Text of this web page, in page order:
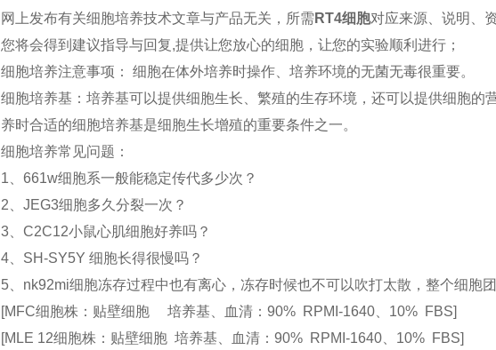
网上发布有关细胞培养技术文章与产品无关，所需 RT4细胞对应来源、说明、
您将会得到建议指导与回复,提供让您放心的细胞，让您的实验顺利进行；
细胞培养注意事项： 细胞在体外培养时操作、培养环境的无菌无毒很重要。
细胞培养基：培养基可以提供细胞生长、繁殖的生存环境，还可以提供细胞的
养时合适的细胞培养基是细胞生长增殖的重要条件之一。
细胞培养常见问题：
1、661w细胞系一般能稳定传代多少次？
2、JEG3细胞多久分裂一次？
3、C2C12小鼠心肌细胞好养吗？
4、SH-SY5Y 细胞长得很慢吗？
5、nk92mi细胞冻存过程中也有离心，冻存时候也不可以吹打太散，整个细胞
[MFC细胞株：贴壁细胞 培养基、血清：90% RPMI-1640、10% FBS]
[MLE 12细胞株：贴壁细胞 培养基、血清：90% RPMI-1640、10% FBS]